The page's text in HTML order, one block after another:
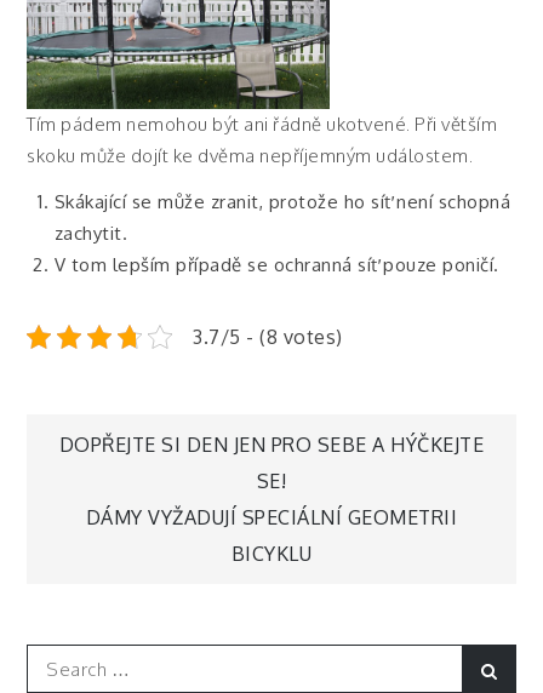
Tím pádem nemohou být ani řádně ukotvené. Při větším
skoku může dojít ke dvěma nepříjemným událostem.
Skákající se může zranit, protože ho síť není schopná
zachytit.
V tom lepším případě se ochranná síť pouze poničí.
3.7/5 - (8 votes)
Navigace
pro
DOPŘEJTE SI DEN JEN PRO SEBE A HÝČKEJTE
SE!
DÁMY VYŽADUJÍ SPECIÁLNÍ GEOMETRII
BICYKLU
Search
for: